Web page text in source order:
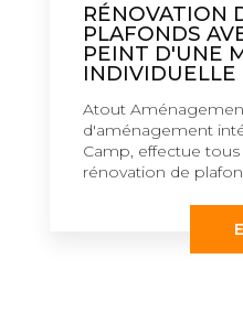
RÉNOVATION
PLAFONDS
PEINT D'UNE
INDIVIDUELLE
Atout
d'aménagement
Camp, effectue
rénovation de